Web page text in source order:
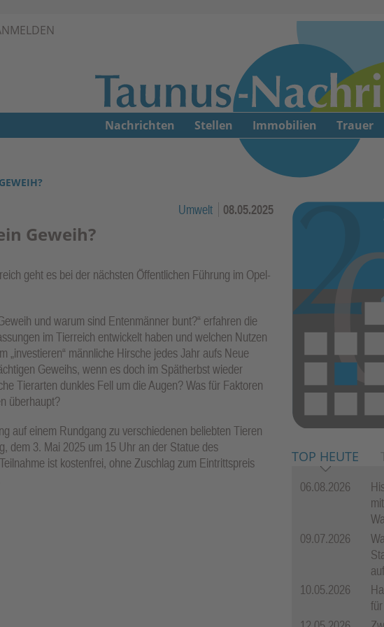
Umwelt 08.05.2025
Geweih?
geht es bei der nächsten Öffentlichen Führung im Opel-
und warum sind Entenmänner bunt?“ erfahren die
im Tierreich entwickelt haben und welchen Nutzen
„investieren“ männliche Hirsche jedes Jahr aufs Neue
Geweihs, wenn es doch im Spätherbst wieder
Tierarten dunkles Fell um die Augen? Was für Faktoren
überhaupt?
auf einem Rundgang zu verschiedenen beliebten Tieren
dem 3. Mai 2025 um 15 Uhr an der Statue des
ist kostenfrei, ohne Zuschlag zum Eintrittspreis
TOP HEUTE
06.08.2026
09.07.2026
auf
10.05.2026
Nachrichten Stellen Immobilien Trauer